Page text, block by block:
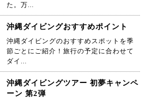
た。万...
沖縄ダイビングおすすめポイント
沖縄ダイビングのおすすめスポットを季
節ごとにご紹介！旅行の予定に合わせて
ダイ...
沖縄ダイビングツアー 初夢キャンペ
ーン 第2弾